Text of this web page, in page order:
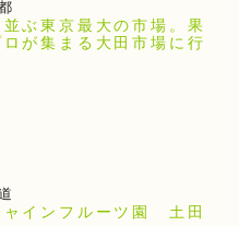
並ぶ東京最大の市場。果
ロが集まる大田市場に行
ャインフルーツ園 土田